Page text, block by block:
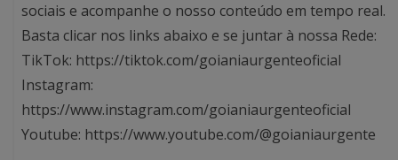
sociais e acompanhe o nosso conteúdo em tempo real.
Basta clicar nos links abaixo e se juntar à nossa Rede:
TikTok: https://tiktok.com/goianiaurgenteoficial
Instagram:
https://www.instagram.com/goianiaurgenteoficial
Youtube: https://www.youtube.com/@goianiaurgente